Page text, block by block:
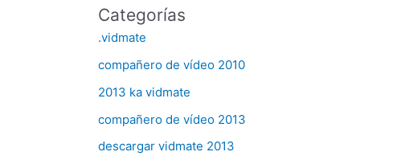
Categorías
.vidmate
compañero de vídeo 2010
2013 ka vidmate
compañero de vídeo 2013
descargar vidmate 2013